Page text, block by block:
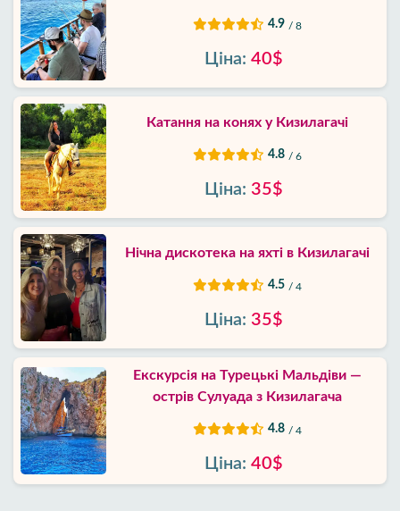
4.9 / 8
Ціна: 40$
Катання на конях у Кизилагачі
4.8 / 6
Ціна: 35$
Нічна дискотека на яхті в Кизилагачі
4.5 / 4
Ціна: 35$
Екскурсія на Турецькі Мальдіви —
острів Сулуада з Кизилагача
4.8 / 4
Ціна: 40$